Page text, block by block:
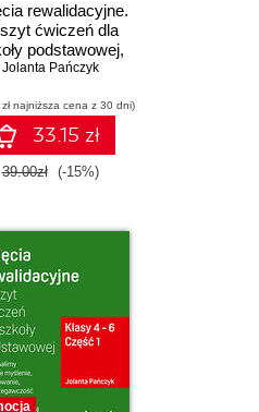
rewalidacyjne.
ćwiczeń dla
podstawowej,
1 - 3. Część 1.
i analizę
słuchową
uczymy się o
uczuciach i
Jolanta Pańczyk
najniższa cena z 30 dni)
33.15 zł
39.00zł (-15%)